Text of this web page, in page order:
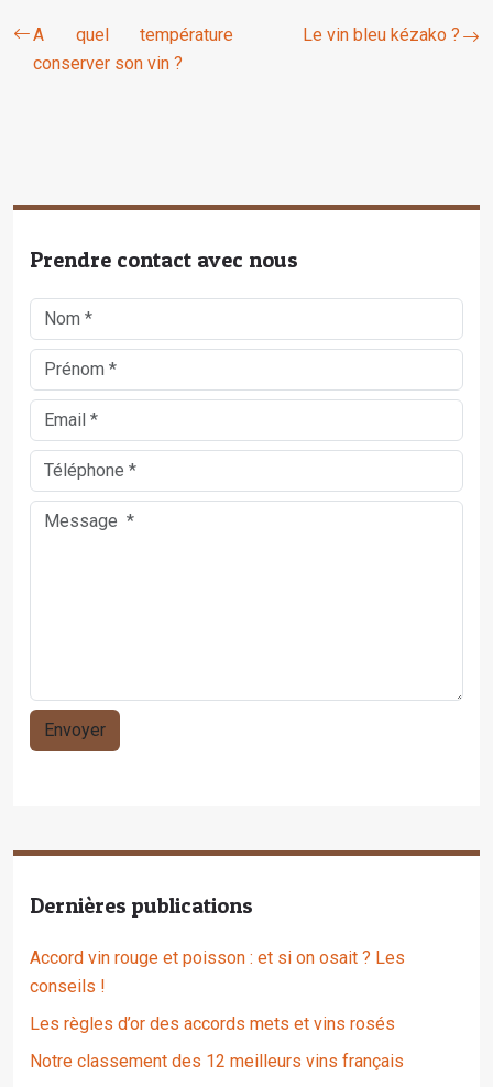
A quel température
conserver son vin ?
Le vin bleu kézako ?
Prendre contact avec nous
Dernières publications
Accord vin rouge et poisson : et si on osait ? Les
conseils !
Les règles d’or des accords mets et vins rosés
Notre classement des 12 meilleurs vins français